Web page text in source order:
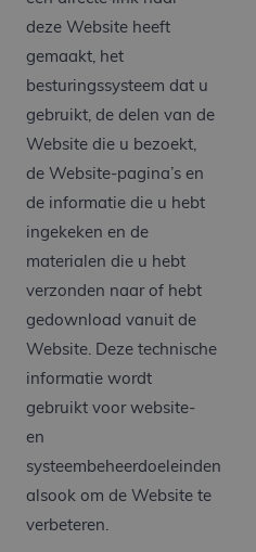
deze Website heeft
gemaakt, het
besturingssysteem dat u
gebruikt, de delen van de
Website die u bezoekt,
de Website-pagina’s en
de informatie die u hebt
ingekeken en de
materialen die u hebt
verzonden naar of hebt
gedownload vanuit de
Website. Deze technische
informatie wordt
gebruikt voor website-
en
systeembeheerdoeleinden
alsook om de Website te
verbeteren.